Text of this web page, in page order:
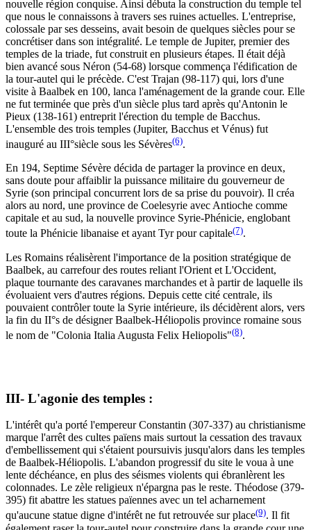
nouvelle région conquise. Ainsi débuta la construction du temple tel
que nous le connaissons à travers ses ruines actuelles. L'entreprise,
colossale par ses desseins, avait besoin de quelques siècles pour se
concrétiser dans son intégralité. Le temple de Jupiter, premier des
temples de la triade, fut construit en plusieurs étapes. Il était déjà
bien avancé sous Néron (54-68) lorsque commença l'édification de
la tour-autel qui le précède. C'est Trajan (98-117) qui, lors d'une
visite à Baalbek en 100, lanca l'aménagement de la grande cour. Elle
ne fut terminée que près d'un siècle plus tard après qu'Antonin le
Pieux (138-161) entreprit l'érection du temple de Bacchus.
L'ensemble des trois temples (Jupiter, Bacchus et Vénus) fut
inauguré au III°siècle sous les Sévères(6).
En 194, Septime Sévère décida de partager la province en deux,
sans doute pour affaiblir la puissance militaire du gouverneur de
Syrie (son principal concurrent lors de sa prise du pouvoir). Il créa
alors au nord, une province de Coelesyrie avec Antioche comme
capitale et au sud, la nouvelle province Syrie-Phénicie, englobant
toute la Phénicie libanaise et ayant Tyr pour capitale(7).
Les Romains réalisèrent l'importance de la position stratégique de
Baalbek, au carrefour des routes reliant l'Orient et L'Occident,
plaque tournante des caravanes marchandes et à partir de laquelle ils
évoluaient vers d'autres régions. Depuis cette cité centrale, ils
pouvaient contrôler toute la Syrie intérieure, ils décidèrent alors, vers
la fin du II°s de désigner Baalbek-Héliopolis province romaine sous
le nom de "Colonia Italia Augusta Felix Heliopolis"(8).
III- L'agonie des temples :
L'intérêt qu'a porté l'empereur Constantin (307-337) au christianisme
marque l'arrêt des cultes païens mais surtout la cessation des travaux
d'embellissement qui s'étaient poursuivis jusqu'alors dans les temples
de Baalbek-Héliopolis. L'abandon progressif du site le voua à une
lente déchéance, en plus des séismes violents qui ébranlèrent les
colonnades. Le zèle religieux n'épargna pas le reste. Théodose (379-
395) fit abattre les statues païennes avec un tel acharnement
qu'aucune statue digne d'intérêt ne fut retrouvée sur place(9). Il fit